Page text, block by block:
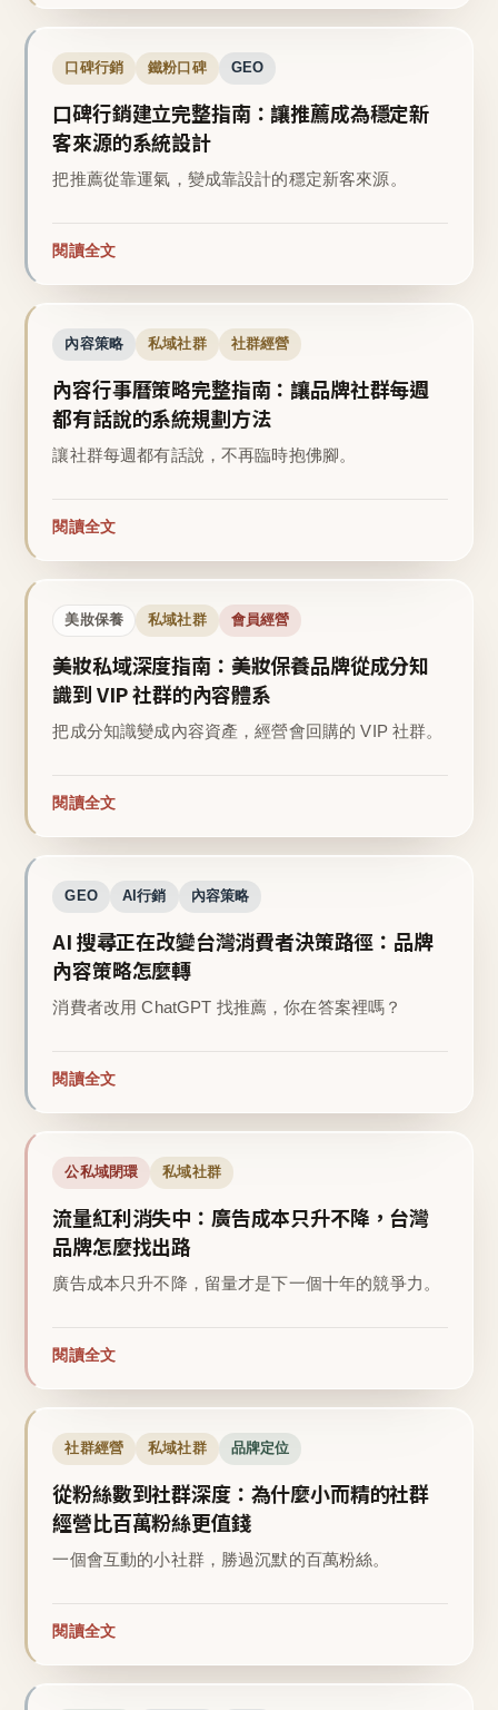
口碑行銷 鐵粉口碑 GEO
口碑行銷建立完整指南：讓推薦成為穩定新
客來源的系統設計
把推薦從靠運氣，變成靠設計的穩定新客來源。
閱讀全文
內容策略 私域社群 社群經營
內容行事曆策略完整指南：讓品牌社群每週
都有話說的系統規劃方法
讓社群每週都有話說，不再臨時抱佛腳。
閱讀全文
美妝保養 私域社群 會員經營
美妝私域深度指南：美妝保養品牌從成分知
識到 VIP 社群的內容體系
把成分知識變成內容資產，經營會回購的 VIP 社群。
閱讀全文
GEO AI行銷 內容策略
AI 搜尋正在改變台灣消費者決策路徑：品牌
內容策略怎麼轉
消費者改用 ChatGPT 找推薦，你在答案裡嗎？
閱讀全文
公私域閉環 私域社群
流量紅利消失中：廣告成本只升不降，台灣
品牌怎麼找出路
廣告成本只升不降，留量才是下一個十年的競爭力。
閱讀全文
社群經營 私域社群 品牌定位
從粉絲數到社群深度：為什麼小而精的社群
經營比百萬粉絲更值錢
一個會互動的小社群，勝過沉默的百萬粉絲。
閱讀全文